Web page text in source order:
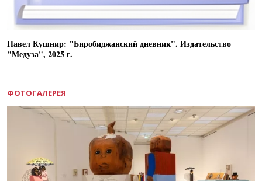
Павел Кушнир: "Биробиджанский дневник". Издательство
"Медуза", 2025 г.
ФОТОГАЛЕРЕЯ